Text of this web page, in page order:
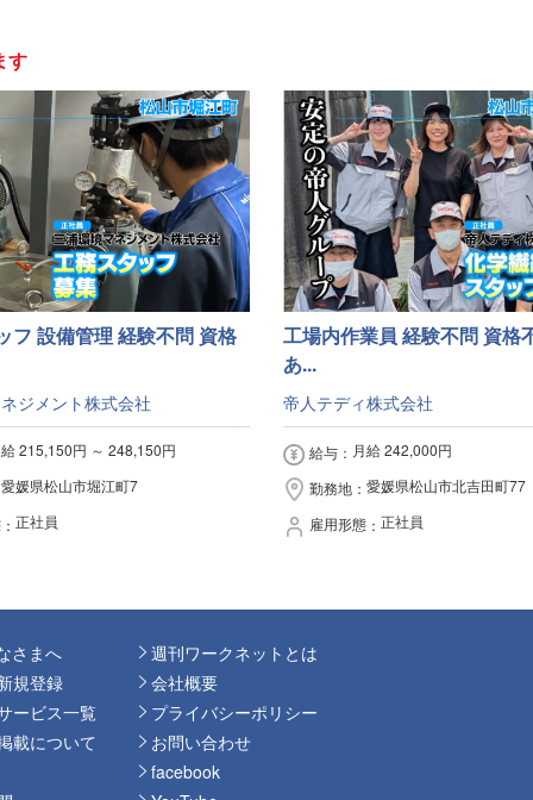
す
フ 設備管理 経験不問 資格
ジメント株式会社
給 215,150円 ～ 248,150円
愛媛県松山市堀江町7
正社員
工場内作業員 経験不問 資格
あ...
帝人テディ株式会社
給与
月給 242,000円
勤務地
愛媛県松山市北吉田町77
雇用形態
正社員
さまへ
規登録
ービス一覧
載について
週刊ワークネットとは
会社概要
プライバシーポリシー
お問い合わせ
facebook